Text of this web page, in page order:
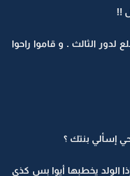
!!
لدور الثالث . و قاموا راحوا
إسألي بنتك ؟
الولد يخطبها أيوا بس كذي